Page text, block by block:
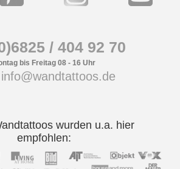
/ 404 92 70
bis Freitag 08 - 16 Uhr
wurden u.a. hier
empfohlen: